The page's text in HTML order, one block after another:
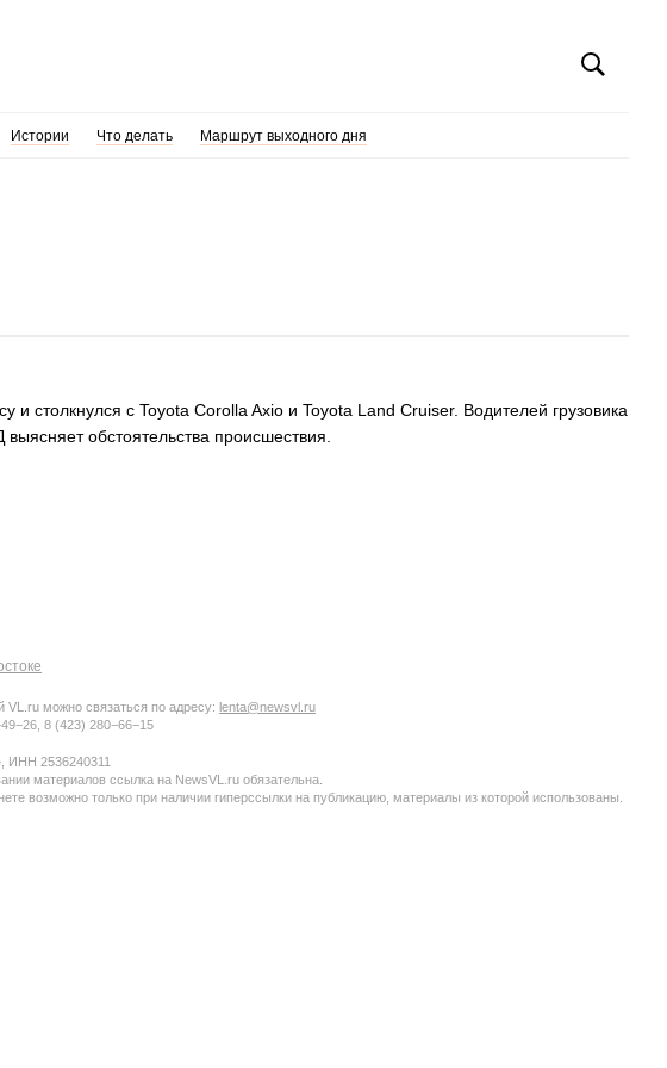
Истории Что делать Маршрут выходного дня
столкнулся с Toyota Corolla Axio и Toyota Land Cruiser. Водителей грузовика
обстоятельства происшествия.
VL.ru можно связаться по адресу: lenta@newsvl.ru
8 (423) 280−66−15
2536240311
материалов ссылка на NewsVL.ru обязательна.
возможно только при наличии гиперссылки на публикацию, материалы из которой использованы.